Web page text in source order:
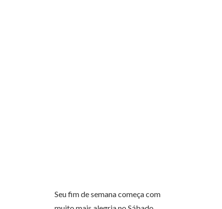
Seu fim de semana começa com